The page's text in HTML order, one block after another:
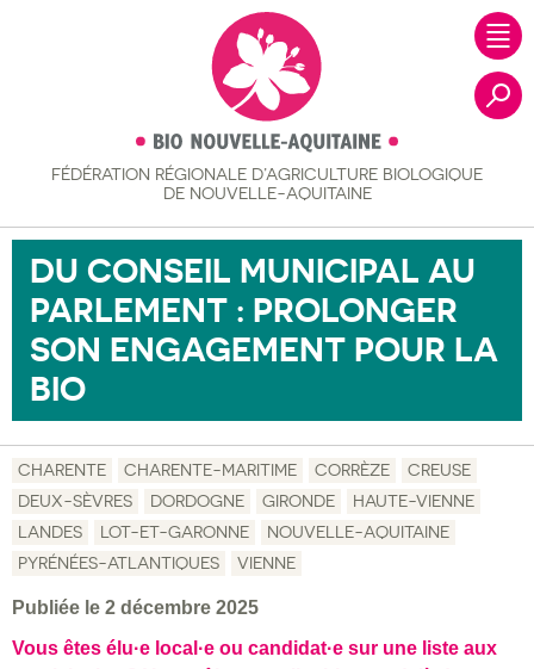
FÉDÉRATION RÉGIONALE D’AGRICULTURE BIOLOGIQUE
DE NOUVELLE-AQUITAINE
DU CONSEIL MUNICIPAL AU
PARLEMENT : PROLONGER
SON ENGAGEMENT POUR LA
BIO
CHARENTE CHARENTE-MARITIME CORRÈZE
CREUSE
DEUX-SÈVRES
DORDOGNE GIRONDE
HAUTE-VIENNE
LANDES
LOT-ET-GARONNE
NOUVELLE-AQUITAINE
PYRÉNÉES-ATLANTIQUES
VIENNE
Publiée le 2 décembre 2025
Vous êtes élu·e local·e ou candidat·e sur une liste aux